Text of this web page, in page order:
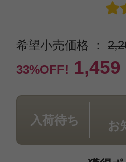
希望小売価格 ：
33%OFF! 1,459
入荷待ち
お